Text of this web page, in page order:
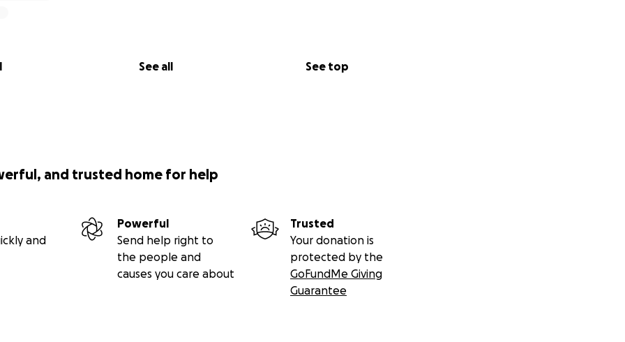
See all See top
and trusted home for help
and
Powerful
Send help right to
the people and
causes you care about
Trusted
Your donation is
protected by the
GoFundMe Giving
Guarantee